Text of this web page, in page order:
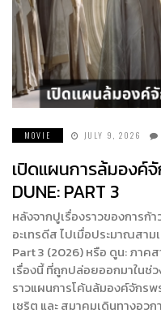
MOVIE JULY 9, 2026
เปิดแผนการล้มองค์
DUNE: PART 3
หลังจากปูเรื่องราวของการก้
อะเทรดีส ไปเมื่อประมาณสา
Part 3 (2026) หรือ ดูน: ภา
เรื่องนี้ ที่ถูกปล่อยออกมาในช่
ราวแผนการโค้นล้มองค์จักรพ
เซริต และ สมาคมเดินทางอว